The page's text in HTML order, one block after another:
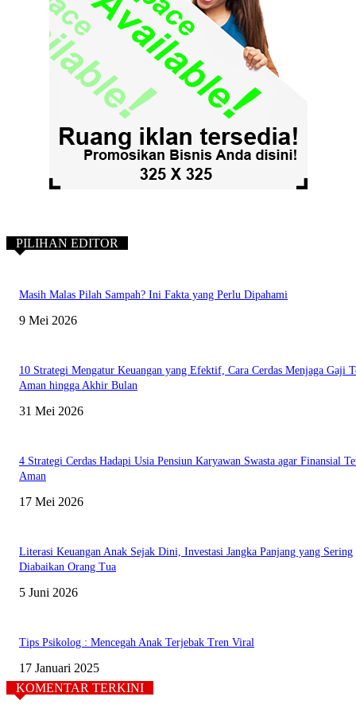
PILIHAN EDITOR
Masih Malas Pilah Sampah? Ini Fakta yang Perlu Dipahami
9 Mei 2026
10 Strategi Mengatur Keuangan yang Efektif, Cara Cerdas Menjaga Gaji
Aman hingga Akhir Bulan
31 Mei 2026
4 Strategi Cerdas Hadapi Usia Pensiun Karyawan Swasta agar Finansial
Aman
17 Mei 2026
Literasi Keuangan Anak Sejak Dini, Investasi Jangka Panjang yang Sering
Diabaikan Orang Tua
5 Juni 2026
Tips Psikolog : Mencegah Anak Terjebak Tren Viral
17 Januari 2025
KOMENTAR TERKINI